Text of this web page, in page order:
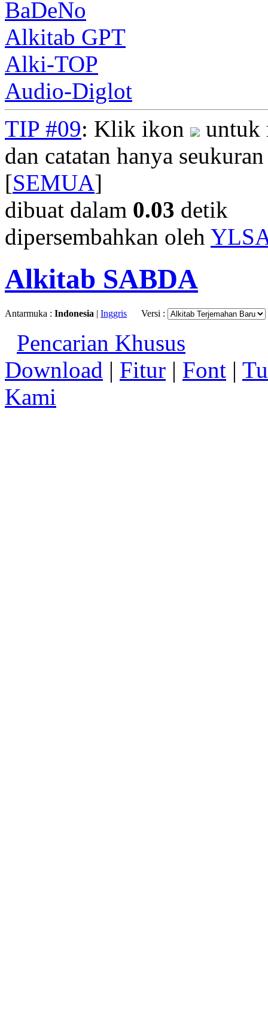
BaDeNo
Alkitab GPT
Alki-TOP
Audio-Diglot
TIP #09: Klik ikon
untuk
dan catatan hanya
[SEMUA]
dibuat dalam 0.03 detik
dipersembahkan oleh
Alkitab SABDA
Antarmuka : Indonesia | Inggris Versi :
Pencarian Khusus
Download | Fitur | Font |
Kami